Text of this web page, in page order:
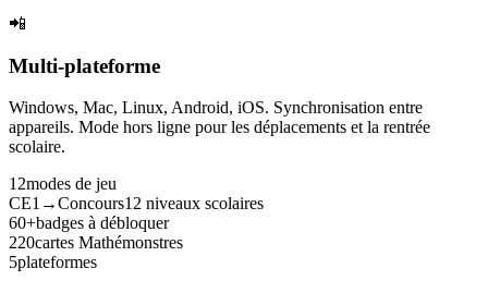
📲
Multi-plateforme
Windows, Mac, Linux, Android, iOS. Synchronisation entre
appareils. Mode hors ligne pour les déplacements et la rentrée
scolaire.
12modes de jeu
CE1→Concours12 niveaux scolaires
60+badges à débloquer
220cartes Mathémonstres
5plateformes